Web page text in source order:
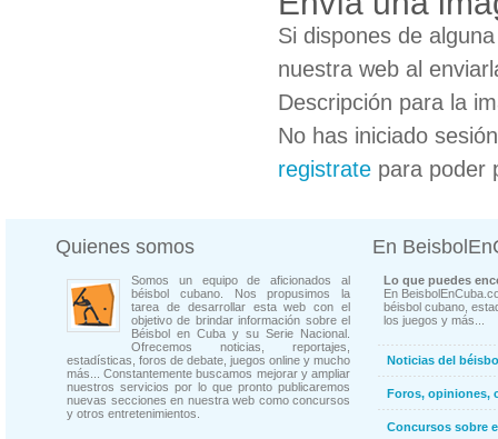
Si dispones de
nuestra web al
Descripción para la
No has iniciado
registrate para poder
Quienes somos
Somos un equipo de aficionados al
béisbol cubano. Nos propusimos la
tarea de desarrollar esta web con el
objetivo de brindar información sobre el
Béisbol en Cuba y su Serie Nacional.
Ofrecemos noticias, reportajes,
estadísticas, foros de debate, juegos online y mucho
más... Constantemente buscamos mejorar y ampliar
nuestros servicios por lo que pronto publicaremos
nuevas secciones en nuestra web como concursos
y otros entretenimientos.
En
Lo que puedes
En
béisbol cubano,
los juegos y más...
Noticias del
Foros, opiniones,
Concursos sobre